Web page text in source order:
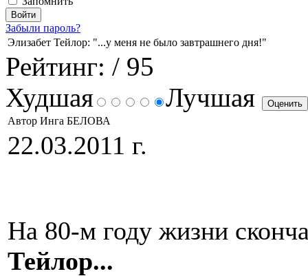
Забыли пароль?
Элизабет Тейлор: "...у меня не было завтрашнего дня!"
Рейтинг: / 95
Худшая
Лучшая
Автор Инга БЕЛОВА
22.03.2011 г.
На 80-м году жизни
Тейлор...